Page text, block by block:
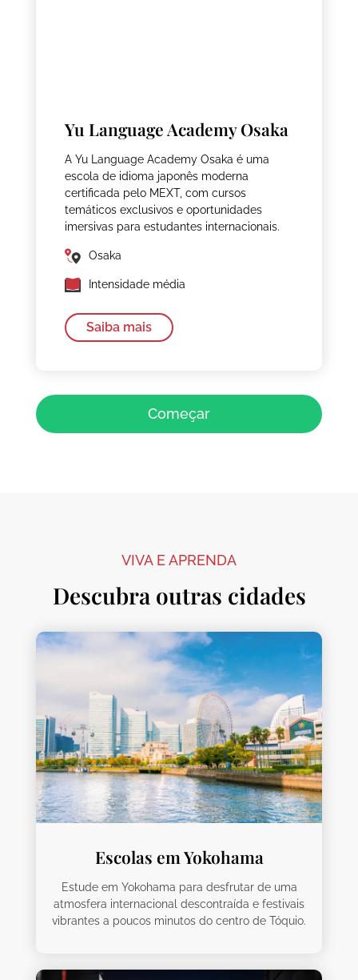
Yu Language Academy Osaka
A Yu Language Academy Osaka é uma
escola de idioma japonês moderna
certificada pelo MEXT, com cursos
temáticos exclusivos e oportunidades
imersivas para estudantes internacionais.
Osaka
Intensidade média
Saiba mais
Começar
VIVA E APRENDA
Descubra outras cidades
Escolas em Yokohama
Estude em Yokohama para desfrutar de uma
atmosfera internacional descontraída e festivais
vibrantes a poucos minutos do centro de Tóquio.